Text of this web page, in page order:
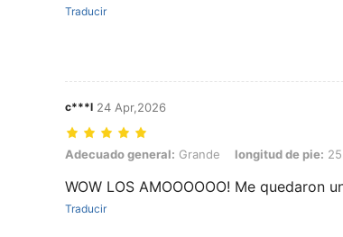
Traducir
c***l 24 Apr,2026
Adecuado general: Grande, longitud de pie: 25.5 cm /
Adecuado general: Grande longitud de pie:
WOW LOS AMOOOOOO! Me quedaron
Traducir